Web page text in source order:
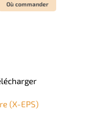
Où commander
(X-EPS)